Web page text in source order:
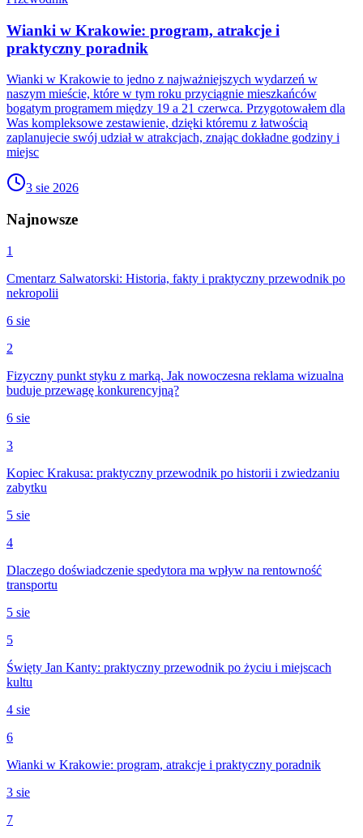
Wianki w Krakowie: program, atrakcje i
praktyczny poradnik
Wianki w Krakowie to jedno z najważniejszych wydarzeń w
naszym mieście, które w tym roku przyciągnie mieszkańców
bogatym programem między 19 a 21 czerwca. Przygotowałem dla
Was kompleksowe zestawienie, dzięki któremu z łatwością
zaplanujecie swój udział w atrakcjach, znając dokładne godziny i
miejsc
3 sie 2026
Najnowsze
1
Cmentarz Salwatorski: Historia, fakty i praktyczny przewodnik po
nekropolii
6 sie
2
Fizyczny punkt styku z marką. Jak nowoczesna reklama wizualna
buduje przewagę konkurencyjną?
6 sie
3
Kopiec Krakusa: praktyczny przewodnik po historii i zwiedzaniu
zabytku
5 sie
4
Dlaczego doświadczenie spedytora ma wpływ na rentowność
transportu
5 sie
5
Święty Jan Kanty: praktyczny przewodnik po życiu i miejscach
kultu
4 sie
6
Wianki w Krakowie: program, atrakcje i praktyczny poradnik
3 sie
7